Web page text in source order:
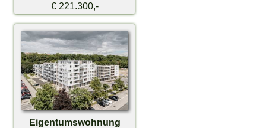
€ 221.300,-
Eigentumswohnung